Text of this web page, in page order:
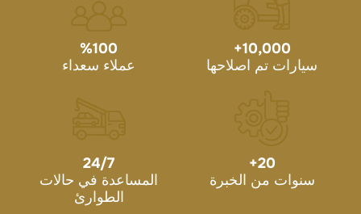
10,000
+
سيارات تم اصلاحها
100
%
عملاء سعداء
20
+
سنوات من الخبرة
24/7
المساعدة في حالات
الطوارئ